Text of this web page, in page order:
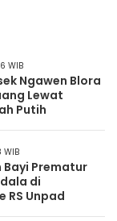
WIB
Ngawen Blora
Lewat
Putih
WIB
Prematur
di
RS Unpad